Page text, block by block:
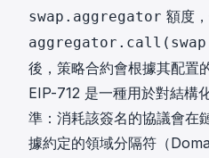
swap.aggregator 額度
後，策略合約會根據其配置
EIP-712 是一種用於對結構
準：消耗該簽名的協議會在
據約定的領域分隔符（